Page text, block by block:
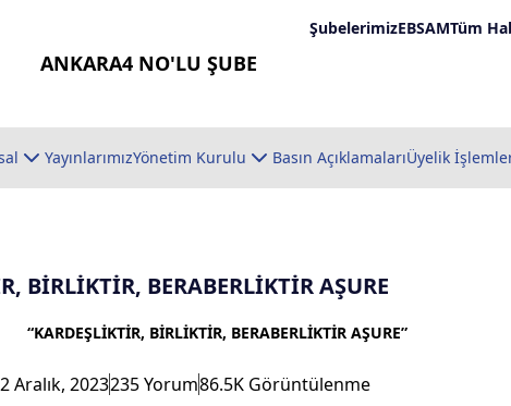
ANKARA4 NO'LU ŞUBE
ŞubelerimizEBSAMTüm
YayınlarımızYönetim Kurulu Basın AçıklamalarıÜyelik
BİRLİKTİR, BERABERLİKTİR AŞURE
“KARDEŞLİKTİR, BİRLİKTİR, BERABERLİKTİR AŞURE”
Aralık, 2023235 Yorum86.5K Görüntülenme